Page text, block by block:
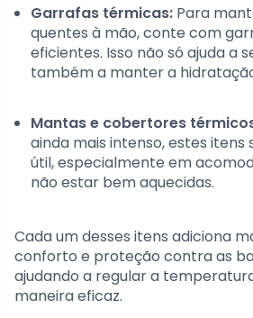
Garrafas térmicas: Para
quentes à mão, conte com
eficientes. Isso não só ajuda a
também a manter a
Mantas e cobertores
ainda mais intenso, estes itens
útil, especialmente em
não estar bem aquecidas.
Cada um desses itens adiciona
conforto e proteção contra as
ajudando a regular a
maneira eficaz.